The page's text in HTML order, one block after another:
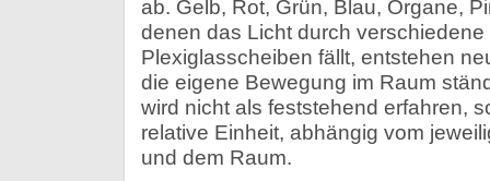
ab. Gelb, Rot, Grün, Blau, Organe,
denen das Licht durch
Plexiglasscheiben fällt, entstehen
die eigene Bewegung im Raum
wird nicht als feststehend erfahren,
relative Einheit, abhängig vom
und dem Raum.